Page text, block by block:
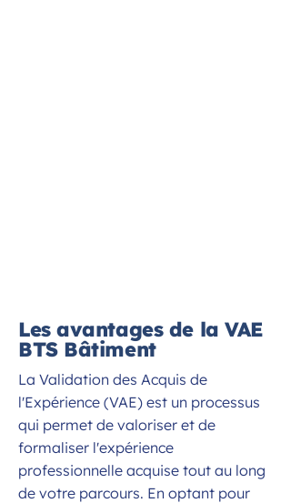
Les avantages de la VAE
BTS Bâtiment
La Validation des Acquis de
l'Expérience (VAE) est un processus
qui permet de valoriser et de
formaliser l'expérience
professionnelle acquise tout au long
de votre parcours. En optant pour